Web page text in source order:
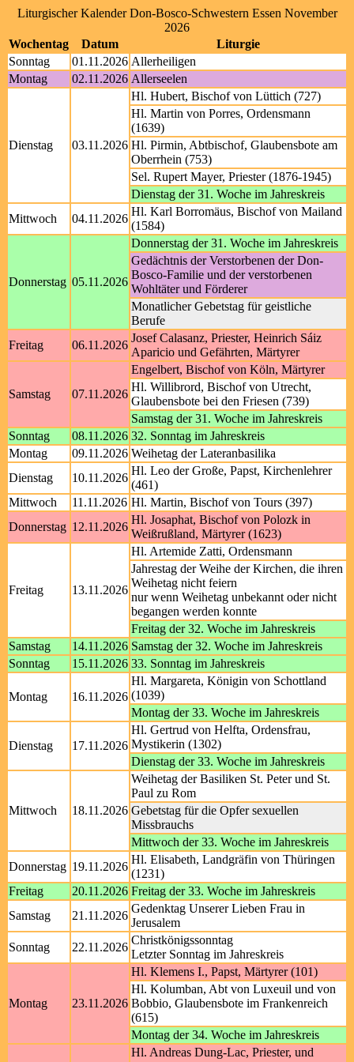
Liturgischer Kalender Don-Bosco-Schwestern Essen November
2026
Wochentag
Datum
Liturgie
Sonntag
01.11.2026 Allerheiligen
Montag
02.11.2026 Allerseelen
Dienstag 03.11.2026
Hl. Hubert, Bischof von Lüttich (727)
Hl. Martin von Porres, Ordensmann
(1639)
Hl. Pirmin, Abtbischof, Glaubensbote am
Oberrhein (753)
Sel. Rupert Mayer, Priester (1876-1945)
Dienstag der 31. Woche im Jahreskreis
Mittwoch
04.11.2026
Hl. Karl Borromäus, Bischof von Mailand
(1584)
Donnerstag 05.11.2026
Donnerstag der 31. Woche im Jahreskreis
Gedächtnis der Verstorbenen der Don-
Bosco-Familie und der verstorbenen
Wohltäter und Förderer
Monatlicher Gebetstag für geistliche
Berufe
Freitag
06.11.2026
Josef Calasanz, Priester, Heinrich Sáiz
Aparicio und Gefährten, Märtyrer
Samstag 07.11.2026
Engelbert, Bischof von Köln, Märtyrer
Hl. Willibrord, Bischof von Utrecht,
Glaubensbote bei den Friesen (739)
Samstag der 31. Woche im Jahreskreis
Sonntag
08.11.2026 32. Sonntag im Jahreskreis
Montag
09.11.2026 Weihetag der Lateranbasilika
Dienstag
10.11.2026
Hl. Leo der Große, Papst, Kirchenlehrer
(461)
Mittwoch
11.11.2026 Hl. Martin, Bischof von Tours (397)
Donnerstag 12.11.2026
Hl. Josaphat, Bischof von Polozk in
Weißrußland, Märtyrer (1623)
Freitag 13.11.2026
Hl. Artemide Zatti, Ordensmann
Jahrestag der Weihe der Kirchen, die ihren
Weihetag nicht feiern
nur wenn Weihetag unbekannt oder nicht
begangen werden konnte
Freitag der 32. Woche im Jahreskreis
Samstag
14.11.2026 Samstag der 32. Woche im Jahreskreis
Sonntag
15.11.2026 33. Sonntag im Jahreskreis
Montag 16.11.2026
Hl. Margareta, Königin von Schottland
(1039)
Montag der 33. Woche im Jahreskreis
Dienstag 17.11.2026
Hl. Gertrud von Helfta, Ordensfrau,
Mystikerin (1302)
Dienstag der 33. Woche im Jahreskreis
Mittwoch 18.11.2026
Weihetag der Basiliken St. Peter und St.
Paul zu Rom
Gebetstag für die Opfer sexuellen
Missbrauchs
Mittwoch der 33. Woche im Jahreskreis
Donnerstag 19.11.2026
Hl. Elisabeth, Landgräfin von Thüringen
(1231)
Freitag
20.11.2026 Freitag der 33. Woche im Jahreskreis
Samstag
21.11.2026
Gedenktag Unserer Lieben Frau in
Jerusalem
Sonntag
22.11.2026
Christkönigssonntag
Letzter Sonntag im Jahreskreis
Montag 23.11.2026
Hl. Klemens I., Papst, Märtyrer (101)
Hl. Kolumban, Abt von Luxeuil und von
Bobbio, Glaubensbote im Frankenreich
(615)
Montag der 34. Woche im Jahreskreis
Hl. Andreas Dung-Lac, Priester, und